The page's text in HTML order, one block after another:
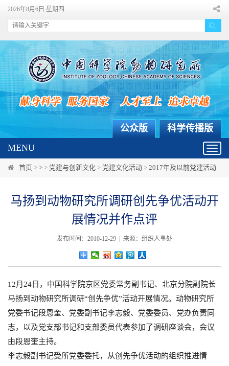
2026年8月6日 星期四
科学传播版
公众版
MENU
首页 > > > 党建与创新文化 > 党建文化活动 > 2017年及以前党建活动
马扬到动物研究所调研创先争优活动开
展情况并作点评
发布时间：2010-12-29 | 来源：组织人事处
12月24日，中国科学院京区党委常务副书记、北京分院副院长
马扬到动物研究所调研“创先争优”活动开展情况。动物研究所
党委书记段恩奎、党委副书记李志毅、党委委员、党办负责同
志，以及党支部书记和支部委员代表参加了调研座谈会，会议
由段恩奎主持。
李志毅副书记受所党委委托，从创先争优活动的组织推进情